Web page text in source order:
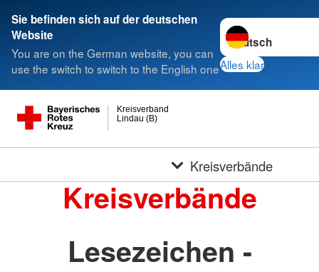
Sie befinden sich auf der deutschen
Website
You are on the German website, you can
use the switch to switch to the English one
Sprache wechseln
Alles klar
Lindau (B)
Kreisverband
Kreisverbände
Kreisverbände
Lesezeichen -